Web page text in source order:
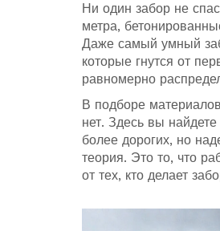
Ни один забор не
метра,
Даже самый умный
которые гнутся от
равномерно
В подборе
нет. Здесь вы
более дорогих, но
теория. Это то, что
от тех, кто делает